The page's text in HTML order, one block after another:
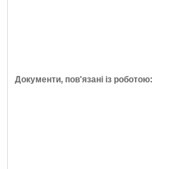
Документи, пов'язані із роботою: